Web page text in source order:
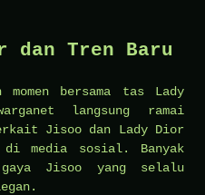
dan Tren Baru
momen bersama tas Lady
langsung ramai
Jisoo dan Lady Dior
di media sosial. Banyak
gaya Jisoo yang selalu